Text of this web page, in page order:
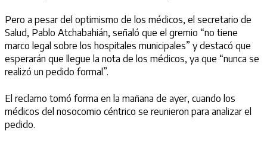
Pero a pesar del optimismo de los médicos, el secretario de
Salud, Pablo Atchabahián, señaló que el gremio “no tiene
marco legal sobre los hospitales municipales” y destacó que
esperarán que llegue la nota de los médicos, ya que “nunca se
realizó un pedido formal”.
El reclamo tomó forma en la mañana de ayer, cuando los
médicos del nosocomio céntrico se reunieron para analizar el
pedido.